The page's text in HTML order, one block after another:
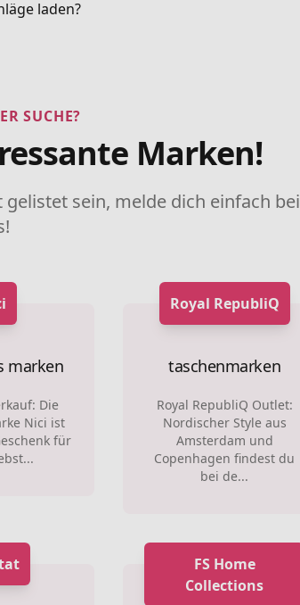
laden?
SUCHE?
Marken!
sein, melde dich einfach bei
marken
Die
Nici ist
für
Royal RepubliQ
taschenmarken
Royal RepubliQ Outlet:
Nordischer Style aus
Amsterdam und
Copenhagen findest du
bei de...
FS Home
Collections